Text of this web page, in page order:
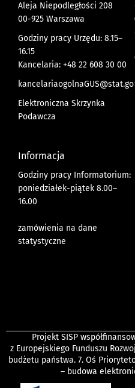
Aleja Niepodległości 208
00-925 Warszawa
Godziny pracy Urzędu: 8.15–
16.15
Kancelaria: +48 22 608 30 00
Elektroniczna Skrzynka
Podawcza
Informacja
Godziny pracy Informatorium:
poniedziałek-piątek 8.00–
16.00
zamówienia na dane
statystyczne
Projekt SISP
z Europejskiego Funduszu
budżetu państwa. 7. Oś
– budowa